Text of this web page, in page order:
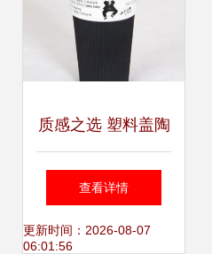
质感之选 塑料盖陶
瓷杯，生活中的温
暖陪伴
查看详情
更新时间：2026-08-07
06:01:56